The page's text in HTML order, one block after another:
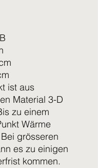
ist aus
Material 3-D
zu einem
Wärme
grösseren
es zu einigen
kommen.